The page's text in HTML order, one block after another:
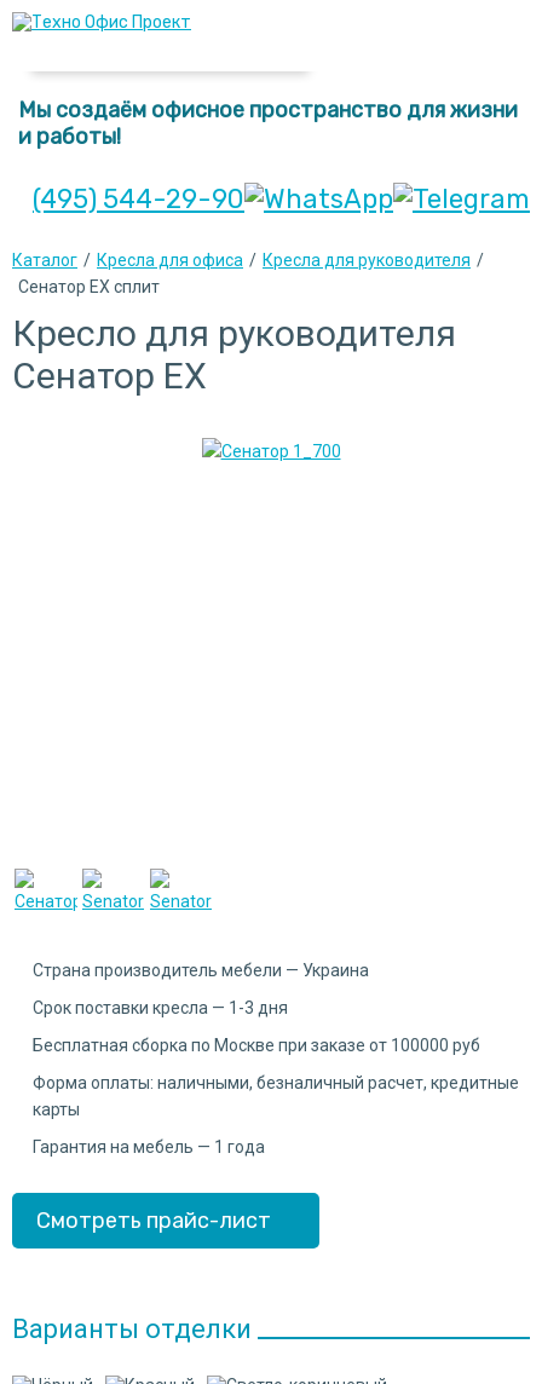
Мы создаём офисное пространство для жизни
и работы!
(495) 544-29-90
Каталог / Кресла для офиса / Кресла для руководителя /
Сенатор EX сплит
Кресло для руководителя
Сенатор ЕХ
Смотреть прайс-лист
Страна производитель мебели — Украина
Срок поставки кресла — 1-3 дня
Бесплатная сборка по Москве при заказе от 100000 руб
Форма оплаты: наличными, безналичный расчет, кредитные
карты
Гарантия на мебель — 1 года
Варианты отделки